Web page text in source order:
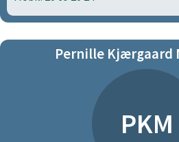
Pernille Kjærgaard
PKM